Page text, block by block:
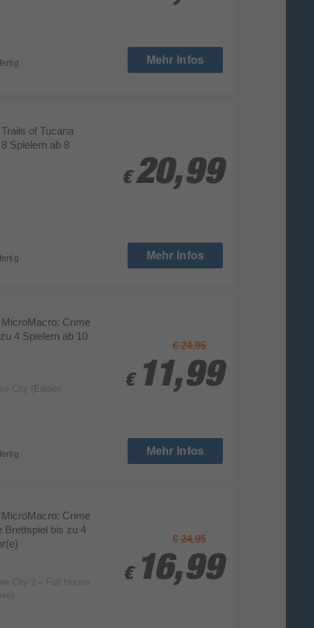
Mehr Infos
€ 20,99
€ 20,99
of Tucana
Spielern ab 8
Mehr Infos
€ 24,95
€ 11,99
€ 11,99
Crime
4 Spielern ab 10
City (Edition
Mehr Infos
€ 24,95
€ 16,99
€ 16,99
Crime
Brettspiel bis zu 4
City 2 – Full House